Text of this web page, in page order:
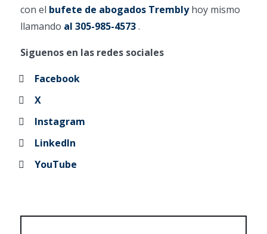
con el bufete de abogados Tremblyhoy mismo
llamando al 305-985-4573.
Siguenos en las redes sociales
Facebook
X
Instagram
LinkedIn
YouTube